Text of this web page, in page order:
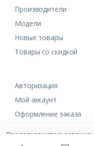
Производители
Модели
Новые товары
Товары со скидкой
Авторизация
Мой аккаунт
Оформление заказа
Продолжая использование